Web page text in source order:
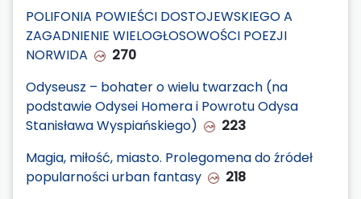
POLIFONIA POWIEŚCI DOSTOJEWSKIEGO A
ZAGADNIENIE WIELOGŁOSOWOŚCI POEZJI
NORWIDA
270
Odyseusz – bohater o wielu twarzach (na
podstawie Odysei Homera i Powrotu Odysa
Stanisława Wyspiańskiego)
223
Magia, miłość, miasto. Prolegomena do źródeł
popularności urban fantasy
218